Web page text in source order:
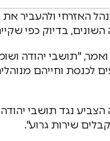
האזרחי ולהעביר
בדיוק כפי
"תושבי יהודה
לכנסת וחייהם
נגד תושבי
שירות גרוע".